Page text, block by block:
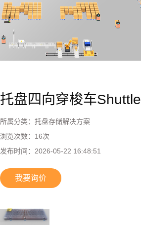
托盘四向穿梭车Shuttle
所属分类：托盘存储解决方案
浏览次数： 16次
发布时间： 2026-05-22 16:48:51
我要询价